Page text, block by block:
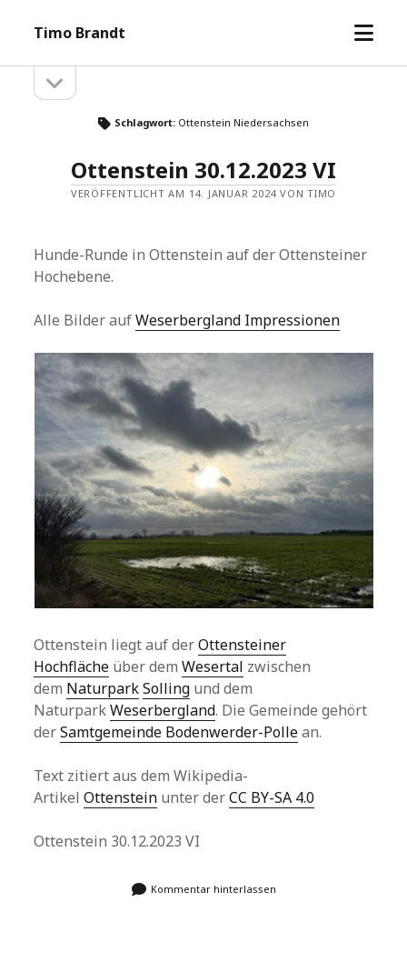
Timo Brandt
Menü
Seitenleiste
öffnen
Schlagwort: Ottenstein Niedersachsen
Ottenstein 30.12.2023 VI
VERÖFFENTLICHT AM 14. JANUAR 2024 VON TIMO
Hunde-Runde in Ottenstein auf der Ottensteiner
Hochebene.
Alle Bilder aufWeserbergland Impressionen
Ottenstein liegt auf derOttensteiner
Hochfläche über demWesertal zwischen
dem NaturparkSolling und dem
NaturparkWeserbergland. Die Gemeinde gehört
derSamtgemeinde Bodenwerder-Pollean.
Text zitiert aus dem Wikipedia-
Artikel Ottenstein unter derCC BY-SA 4.0
Ottenstein 30.12.2023 VI
Kommentar hinterlassen